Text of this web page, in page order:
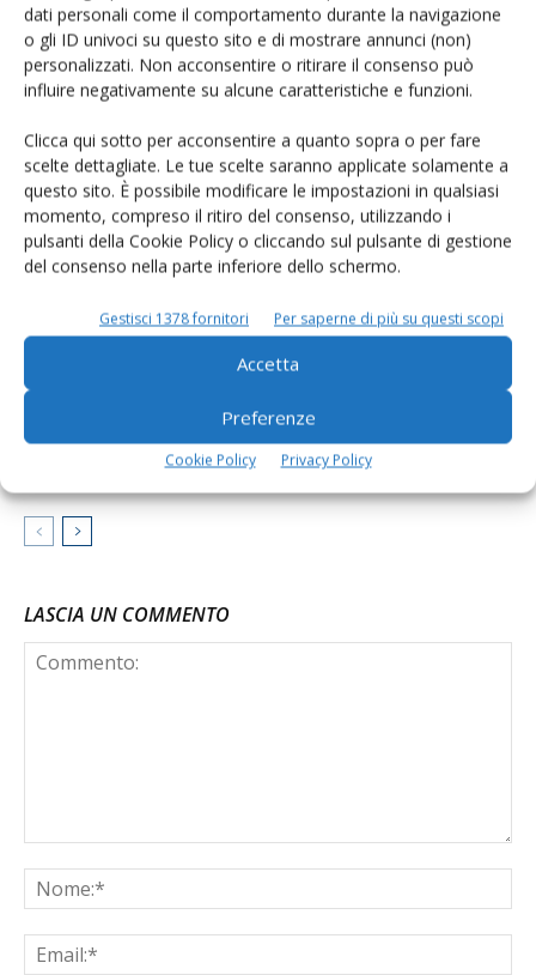
dati personali come il comportamento durante la navigazione
o gli ID univoci su questo sito e di mostrare annunci (non)
personalizzati. Non acconsentire o ritirare il consenso può
influire negativamente su alcune caratteristiche e funzioni.
Clicca qui sotto per acconsentire a quanto sopra o per fare
scelte dettagliate. Le tue scelte saranno applicate solamente a
questo sito. È possibile modificare le impostazioni in qualsiasi
momento, compreso il ritiro del consenso, utilizzando i
pulsanti della Cookie Policy o cliccando sul pulsante di gestione
del consenso nella parte inferiore dello schermo.
Gestisci 1378 fornitori Per saperne di più su questi scopi
Accetta
Preferenze
Cookie Policy Privacy Policy
Facebook Twitter
Latte, l’Italia chiederà a Bruxelles di
finanziare la riduzione volontaria della
produzione
zootecnia e per il ricambio
generazionale
Per mitigare gli effetti dello stress da
caldo delle bovine
LASCIA UN COMMENTO